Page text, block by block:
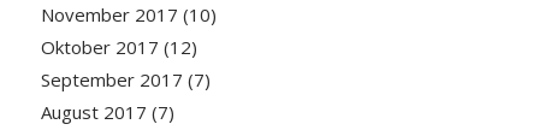
November 2017 (10)
Oktober 2017 (12)
September 2017 (7)
August 2017 (7)